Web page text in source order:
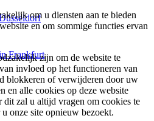
Frankfurt
om u diensten aan te bieden
en om sommige functies ervan
zijn om de website te
invloed op het functioneren van
blokkeren of verwijderen door uw
en alle cookies op deze website
dit zal u altijd vragen om cookies te
onze site opnieuw bezoekt.